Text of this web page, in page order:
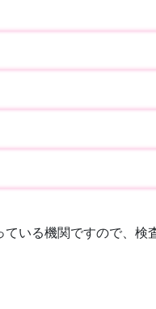
いる機関ですので、